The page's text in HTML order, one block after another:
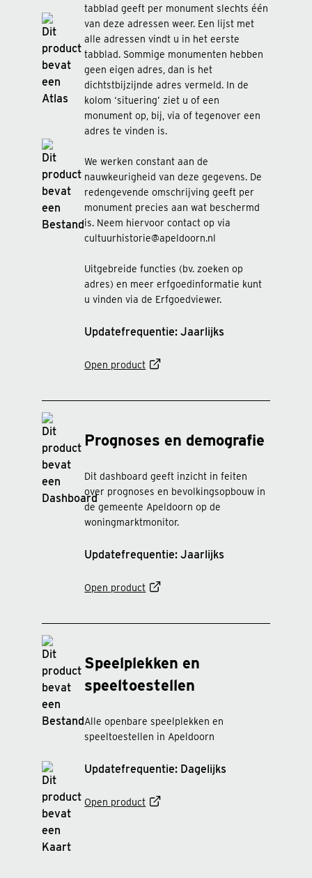
tabblad geeft per monument slechts één
van deze adressen weer. Een lijst met
alle adressen vindt u in het eerste
tabblad. Sommige monumenten hebben
geen eigen adres, dan is het
dichtstbijzijnde adres vermeld. In de
kolom ‘situering’ ziet u of een
monument op, bij, via of tegenover een
adres te vinden is.
We werken constant aan de
nauwkeurigheid van deze gegevens. De
redengevende omschrijving geeft per
monument precies aan wat beschermd
is. Neem hiervoor contact op via
cultuurhistorie@apeldoorn.nl
Uitgebreide functies (bv. zoeken op
adres) en meer erfgoedinformatie kunt
u vinden via de Erfgoedviewer.
Updatefrequentie: Jaarlijks
Open product
Prognoses en demografie
Dit dashboard geeft inzicht in feiten
over prognoses en bevolkingsopbouw in
de gemeente Apeldoorn op de
woningmarktmonitor.
Updatefrequentie: Jaarlijks
Open product
Speelplekken en
speeltoestellen
Alle openbare speelplekken en
speeltoestellen in Apeldoorn
Updatefrequentie: Dagelijks
Open product